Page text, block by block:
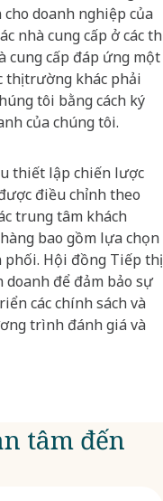
doanh nghiệp của
nhà cung cấp ở các thị
cung cấp đáp ứng một
thị trường khác phải
tôi bằng cách ký
của chúng tôi.
thiết lập chiến lược
điều chỉnh theo
trung tâm khách
bao gồm lựa chọn
phối. Hội đồng Tiếp thị
để đảm bảo sự
các chính sách và
trình đánh giá và
tâm đến